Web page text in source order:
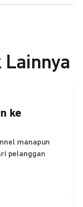
Lainnya
ke
manapun
pelanggan